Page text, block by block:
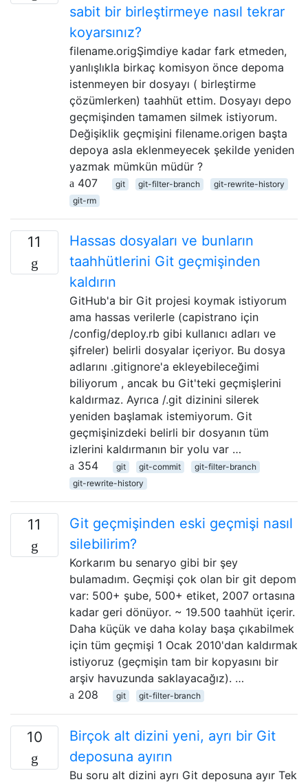
sabit bir birleştirmeye nasıl tekrar
koyarsınız?
filename.origŞimdiye kadar fark etmeden,
yanlışlıkla birkaç komisyon önce depoma
istenmeyen bir dosyayı ( birleştirme
çözümlerken) taahhüt ettim. Dosyayı depo
geçmişinden tamamen silmek istiyorum.
Değişiklik geçmişini filename.origen başta
depoya asla eklenmeyecek şekilde yeniden
yazmak mümkün müdür ?
407
git git-filter-branch
git-rewrite-history
git-rm
11
Hassas dosyaları ve bunların
taahhütlerini Git geçmişinden
kaldırın
GitHub'a bir Git projesi koymak istiyorum
ama hassas verilerle (capistrano için
/config/deploy.rb gibi kullanıcı adları ve
şifreler) belirli dosyalar içeriyor. Bu dosya
adlarını .gitignore'a ekleyebileceğimi
biliyorum , ancak bu Git'teki geçmişlerini
kaldırmaz. Ayrıca /.git dizinini silerek
yeniden başlamak istemiyorum. Git
geçmişinizdeki belirli bir dosyanın tüm
izlerini kaldırmanın bir yolu var …
354
git git-commit
git-filter-branch
git-rewrite-history
11
Git geçmişinden eski geçmişi nasıl
silebilirim?
Korkarım bu senaryo gibi bir şey
bulamadım. Geçmişi çok olan bir git depom
var: 500+ şube, 500+ etiket, 2007 ortasına
kadar geri dönüyor. ~ 19.500 taahhüt içerir.
Daha küçük ve daha kolay başa çıkabilmek
için tüm geçmişi 1 Ocak 2010'dan kaldırmak
istiyoruz (geçmişin tam bir kopyasını bir
arşiv havuzunda saklayacağız). …
208
git git-filter-branch
10
Birçok alt dizini yeni, ayrı bir Git
deposuna ayırın
Bu soru alt dizini ayrı Git deposuna ayır Tek